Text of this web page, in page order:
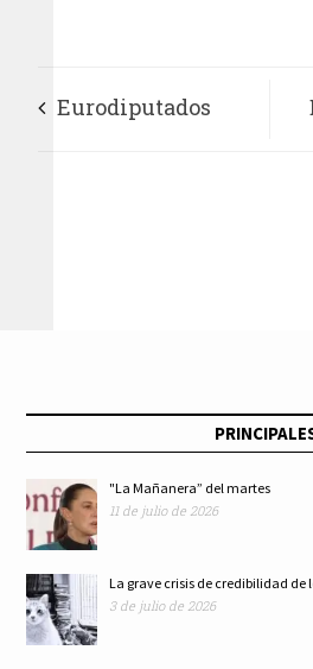
Eurodiputados
"La Mañanera” del martes
11 de julio de 2026
La grave crisis de credibilidad de
3 de julio de 2026